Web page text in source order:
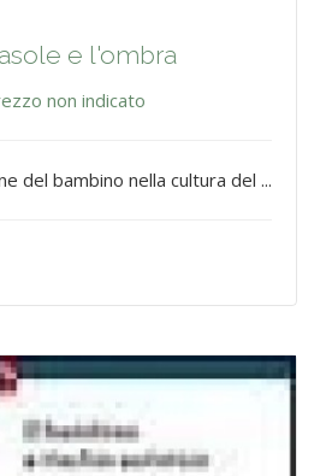
e l'ombra
non indicato
del bambino nella cultura del ...